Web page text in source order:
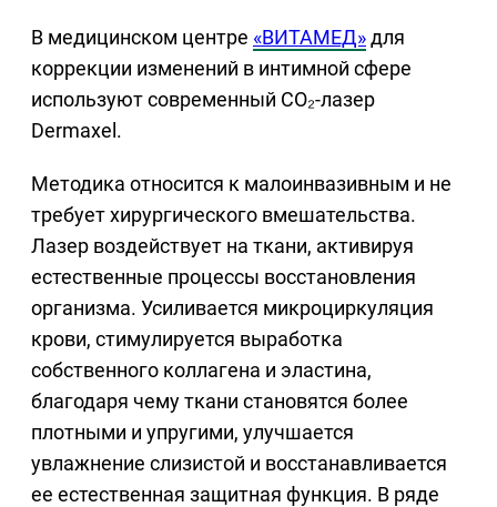
В медицинском центре «ВИТАМЕД»для
коррекции изменений в интимной сфере
используют современный CO₂-лазер
Dermaxel.
Методика относится к малоинвазивным и не
требует хирургического вмешательства.
Лазер воздействует на ткани, активируя
естественные процессы восстановления
организма. Усиливается микроциркуляция
крови, стимулируется выработка
собственного коллагена и эластина,
благодаря чему ткани становятся более
плотными и упругими, улучшается
увлажнение слизистой и восстанавливается
ее естественная защитная функция. В ряде